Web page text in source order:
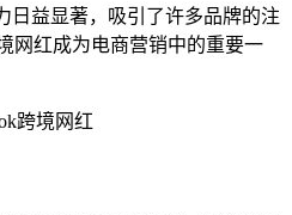
日益显著，吸引了许多品牌的注
网红成为电商营销中的重要一